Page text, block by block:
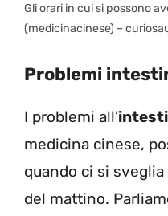
Gli orari in cui si possono
(medicinacinese) –
Problemi
I problemi all’
medicina cinese,
quando ci si
del mattino.